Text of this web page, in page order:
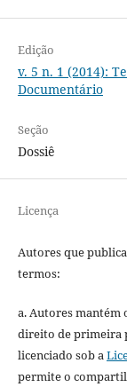
Edição
v. 5 n. 1 (2014):
Documentário
Seção
Dossiê
Licença
Autores que
termos:
a. Autores mantém
direito de primeira
licenciado sob a
permite o